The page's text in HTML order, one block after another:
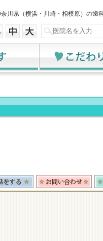
川県（横浜・川崎・相模原）の歯